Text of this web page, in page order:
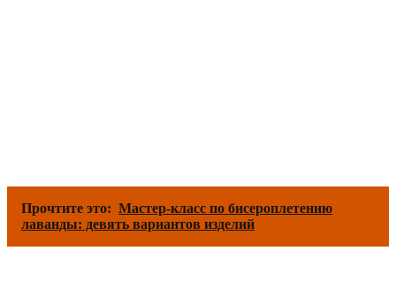
Прочтите это: Мастер-класс по бисероплетению
лаванды: девять вариантов изделий